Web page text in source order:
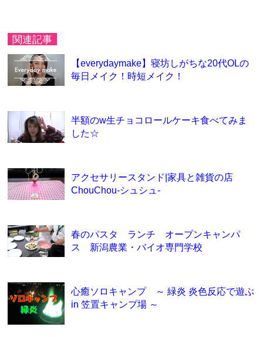
関連記事
【everydaymake】寝坊しがちな20代OLの
毎日メイク！時短メイク！
半額のw生チョコロールケーキ食べてみま
した☆
アクセサリースタンド|家具と雑貨の店
ChouChou-シュシュ-
春のパスタ ランチ オープンキャンパ
ス 新潟農業・バイオ専門学校
心癒ソロキャンプ ～ 緑炎 炎色反応で遊ぶ
in 笠置キャンプ場 ～